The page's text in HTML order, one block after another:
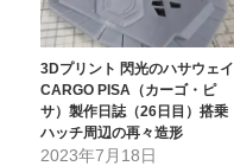
3Dプリント 閃光のハサウェイ
CARGO PISA（カーゴ・ピ
サ）製作日誌（26日目）搭乗
ハッチ周辺の再々造形
2023年7月18日